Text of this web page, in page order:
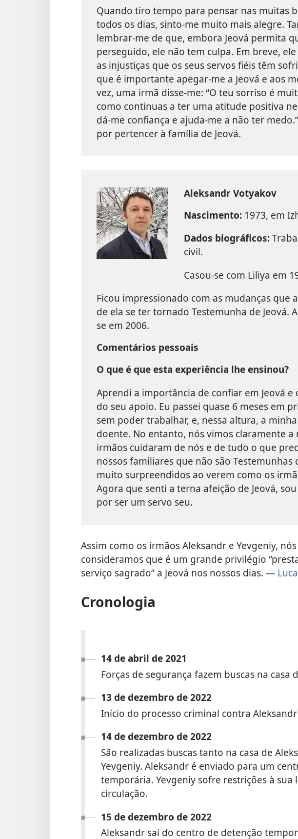
Quando tiro tempo para pensar nas muitas
todos os dias, sinto-me muito mais alegre.
lembrar-me de que, embora Jeová permita
perseguido, ele não tem culpa. Em breve,
as injustiças que os seus servos fiéis têm
que é importante apegar-me a Jeová e aos
vez, uma irmã disse-me: “O teu sorriso é
como continuas a ter uma atitude positiva
dá-me confiança e ajuda-me a não ter
por pertencer à família de Jeová.
Aleksandr Votyakov
Nascimento: 1973, em
Dados biográficos:
civil.
Casou-se com Liliya em
Ficou impressionado com as mudanças que
de ela se ter tornado Testemunha de Jeová.
se em 2006.
Comentários pessoais
O que é que esta experiência lhe ensinou?
Aprendi a importância de confiar em Jeová
do seu apoio. Eu passei quase 6 meses em
sem poder trabalhar, e, nessa altura, a
doente. No entanto, nós vimos claramente a
irmãos cuidaram de nós e de tudo o que
nossos familiares que não são Testemunhas
muito surpreendidos ao verem como os
Agora que senti a terna afeição de Jeová,
por ser um servo seu.
Assim como os irmãos Aleksandr e Yevgeniy,
consideramos que é um grande privilégio
serviço sagrado” a Jeová nos nossos dias. —
Cronologia
14 de abril de 2021
Forças de segurança fazem buscas na casa
13 de dezembro de 2022
Início do processo criminal contra Aleksandr
14 de dezembro de 2022
São realizadas buscas tanto na casa de
Yevgeniy. Aleksandr é enviado para um
temporária. Yevgeniy sofre restrições à sua
circulação.
15 de dezembro de 2022
Aleksandr sai do centro de detenção